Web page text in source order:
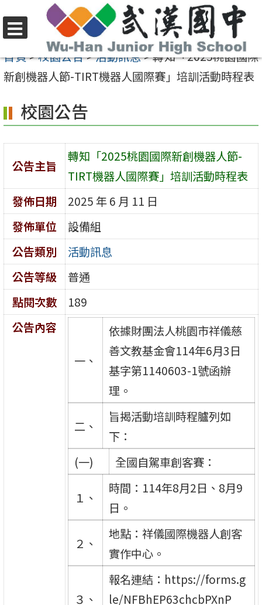
至
要
容
區
選
單
首頁>校園公告>活動訊息>轉知「2025桃園國際
新創機器人節-TIRT機器人國際賽」培訓活動時程表
校園公告
公告主旨
轉知「2025桃園國際新創機器人節-
TIRT機器人國際賽」培訓活動時程表
發佈日期
2025 年 6 月 11 日
發佈單位
設備組
公告類別
活動訊息
公告等級
普通
點閱次數
189
公告內容
一、
依據財團法人桃園市祥儀慈
善文教基金會114年6月3日
基字第1140603-1號函辦
理。
二、
旨揭活動培訓時程臚列如
下：
(一)
全國自駕車創客賽：
１、
時間：114年8月2日、8月9
日。
２、
地點：祥儀國際機器人創客
實作中心。
３、
報名連結：https://forms.g
le/NFBhEP63chcbPXnP